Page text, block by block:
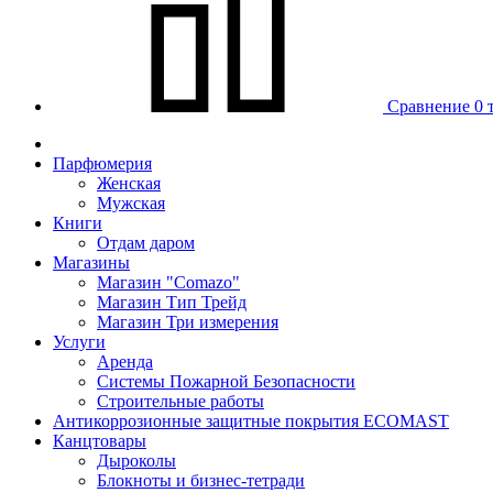
Сравнение 0
Парфюмерия
Женская
Мужская
Книги
Отдам даром
Магазины
Магазин "Comazo"
Магазин Тип Трейд
Магазин Три измерения
Услуги
Аренда
Системы Пожарной Безопасности
Строительные работы
Антикоррозионные защитные покрытия ECOMAST
Канцтовары
Дыроколы
Блокноты и бизнес-тетради